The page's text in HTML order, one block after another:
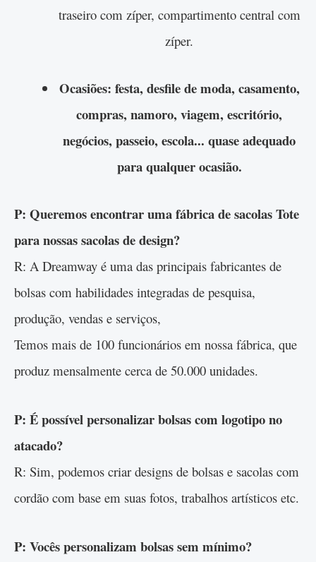
traseiro com zíper, compartimento central com
zíper.
Ocasiões: festa, desfile de moda, casamento,
compras, namoro, viagem, escritório,
negócios, passeio, escola... quase adequado
para qualquer ocasião.
P: Queremos encontrar uma fábrica de sacolas Tote
para nossas sacolas de design?
R: A Dreamway é uma das principais fabricantes de
bolsas com habilidades integradas de pesquisa,
produção, vendas e serviços,
Temos mais de 100 funcionários em nossa fábrica, que
produz mensalmente cerca de 50.000 unidades.
P: É possível personalizar bolsas com logotipo no
atacado?
R: Sim, podemos criar designs de bolsas e sacolas com
cordão com base em suas fotos, trabalhos artísticos etc.
P: Vocês personalizam bolsas sem mínimo?